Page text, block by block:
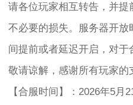
请各位玩家相互转告，并
不必要的损失。服务器开
间提前或者延迟开启，对于
敬请谅解，感谢所有玩家的
【合服时间】：2026年5